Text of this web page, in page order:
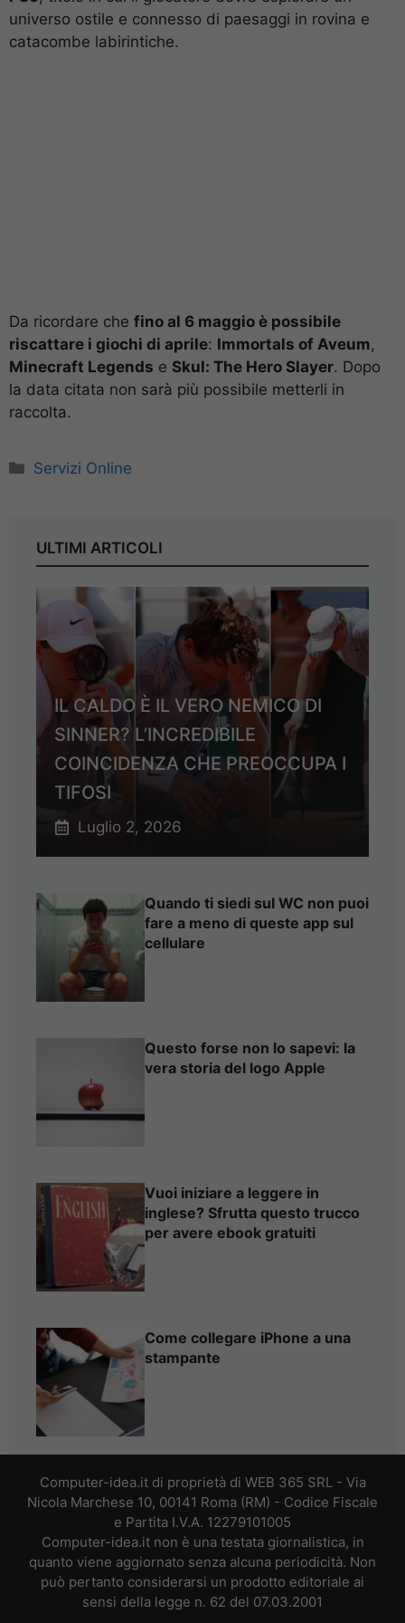
universo ostile e connesso di paesaggi in rovina e
catacombe labirintiche.
Da ricordare che fino al 6 maggio è possibile
riscattare i giochi di aprile: Immortals of Aveum,
Minecraft Legends e Skul: The Hero Slayer. Dopo
la data citata non sarà più possibile metterli in
raccolta.
Categorie
Servizi Online
ULTIMI ARTICOLI
IL CALDO È IL VERO NEMICO DI
SINNER? L’INCREDIBILE
COINCIDENZA CHE PREOCCUPA I
TIFOSI
Luglio 2, 2026
Quando ti siedi sul WC non puoi
fare a meno di queste app sul
cellulare
Questo forse non lo sapevi: la
vera storia del logo Apple
Vuoi iniziare a leggere in
inglese? Sfrutta questo trucco
per avere ebook gratuiti
Come collegare iPhone a una
stampante
Computer-idea.it di proprietà di WEB 365 SRL - Via
Nicola Marchese 10, 00141 Roma (RM) - Codice Fiscale
e Partita I.V.A. 12279101005
Computer-idea.it non è una testata giornalistica, in
quanto viene aggiornato senza alcuna periodicità. Non
può pertanto considerarsi un prodotto editoriale ai
sensi della legge n. 62 del 07.03.2001